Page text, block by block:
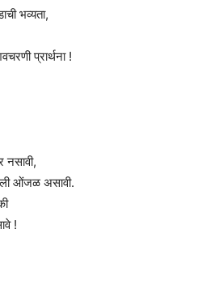
भव्यता,
प्रार्थना !
नसावी,
ओंजळ असावी.
!